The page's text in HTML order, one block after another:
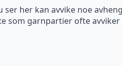
her kan avvike noe
som garnpartier ofte